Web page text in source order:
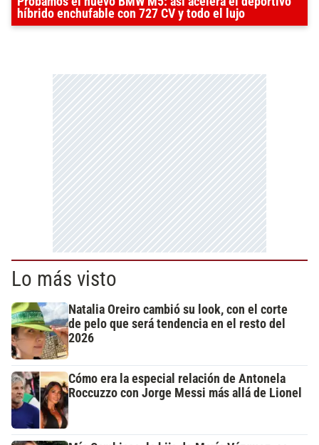
híbrido enchufable con 727 CV y todo el lujo
Lo más visto
Natalia Oreiro cambió su look, con el corte
de pelo que será tendencia en el resto del
2026
Cómo era la especial relación de Antonela
Roccuzzo con Jorge Messi más allá de Lionel